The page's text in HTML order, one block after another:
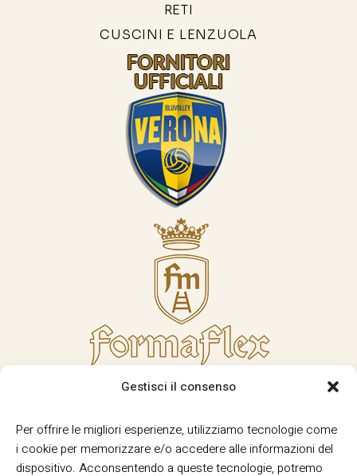
Gestisci il consenso
Per offrire le migliori esperienze, utilizziamo tecnologie come
i cookie per memorizzare e/o accedere alle informazioni del
dispositivo. Acconsentendo a queste tecnologie, potremo
RETI
CUSCINI E LENZUOLA